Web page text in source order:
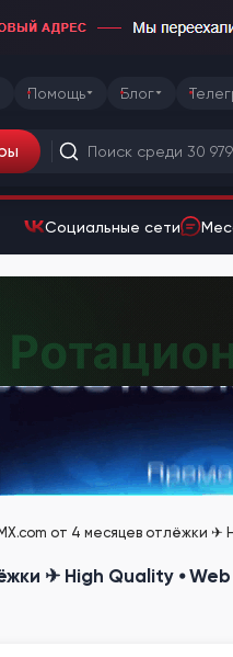
Помощь Блог
Социальные сети
от 4 месяцев отлёжки ✈︎
✈︎ High Quality ⦁